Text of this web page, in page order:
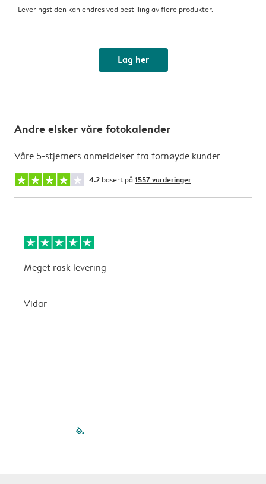
Leveringstiden kan endres ved bestilling av flere produkter.
Lag her
Andre elsker våre fotokalender
Våre 5-stjerners anmeldelser fra fornøyde kunder
4.2 basert på 1557 vurderinger
Meget rask levering
Vidar
filled-pagination